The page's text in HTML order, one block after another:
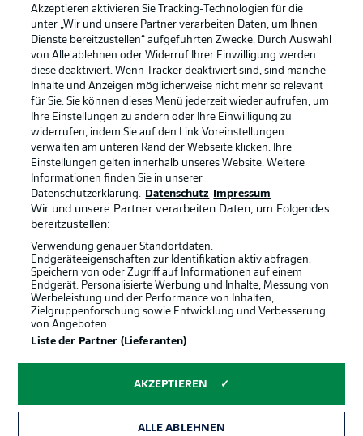
Rechtliche Hinweise Voreinstellungen verwalten
Datenschutz Nutzungsbedingungen
Broadcaster Kontakt
Jobs Impressum
Partner Spieler
Liveticker
© 2026 Bundesliga-Gruppe GmbH
Sprachauswahl
Akzeptieren aktivieren Sie Tracking-Technologien für die
unter „Wir und unsere Partner verarbeiten Daten, um Ihnen
Dienste bereitzustellen“ aufgeführten Zwecke. Durch Auswahl
von Alle ablehnen oder Widerruf Ihrer Einwilligung werden
diese deaktiviert. Wenn Tracker deaktiviert sind, sind manche
Inhalte und Anzeigen möglicherweise nicht mehr so relevant
für Sie. Sie können dieses Menü jederzeit wieder aufrufen, um
Ihre Einstellungen zu ändern oder Ihre Einwilligung zu
widerrufen, indem Sie auf den Link Voreinstellungen
verwalten am unteren Rand der Webseite klicken. Ihre
Einstellungen gelten innerhalb unseres Website. Weitere
Informationen finden Sie in unserer
Datenschutzerklärung.
Datenschutz Impressum
Wir und unsere Partner verarbeiten Daten, um Folgendes
bereitzustellen:
Verwendung genauer Standortdaten.
Endgeräteeigenschaften zur Identifikation aktiv abfragen.
Speichern von oder Zugriff auf Informationen auf einem
Endgerät. Personalisierte Werbung und Inhalte, Messung von
Werbeleistung und der Performance von Inhalten,
Zielgruppenforschung sowie Entwicklung und Verbesserung
von Angeboten.
Liste der Partner (Lieferanten)
AKZEPTIEREN
ALLE ABLEHNEN